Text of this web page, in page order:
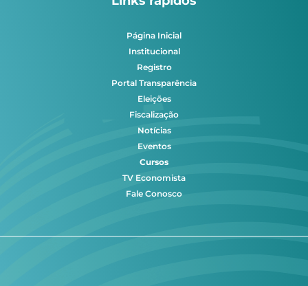
Página Inicial
Institucional
Registro
Portal Transparência
Eleições
Fiscalização
Notícias
Eventos
Cursos
TV Economista
Fale Conosco